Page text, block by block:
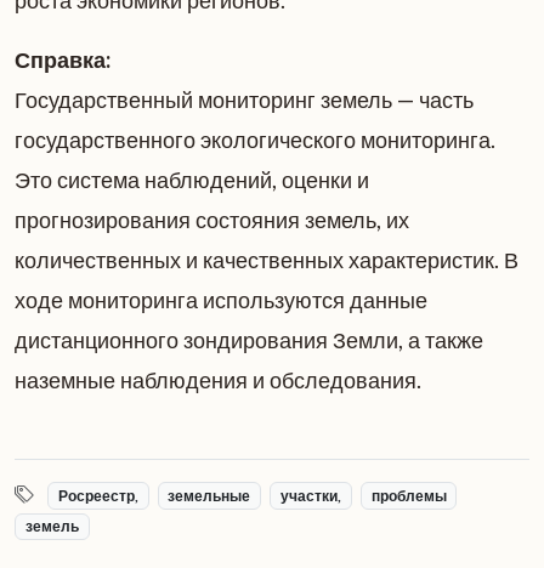
Справка:
Государственный мониторинг земель — часть
государственного экологического мониторинга.
Это система наблюдений, оценки и
прогнозирования состояния земель, их
количественных и качественных характеристик. В
ходе мониторинга используются данные
дистанционного зондирования Земли, а также
наземные наблюдения и обследования.
Росреестр, земельные участки,
проблемы
земель